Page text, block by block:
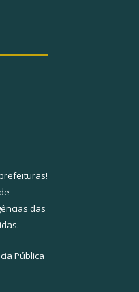
!
das
Pública